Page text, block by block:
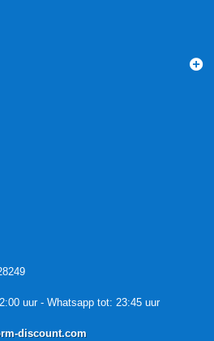
uur - Whatsapp tot: 23:45 uur
discount.com